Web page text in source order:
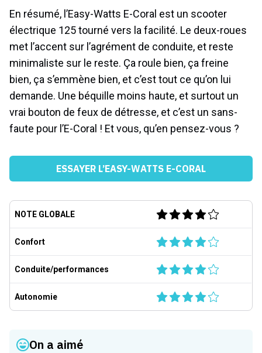
En résumé, l’Easy-Watts E-Coral est un scooter
électrique 125 tourné vers la facilité. Le deux-roues
met l’accent sur l’agrément de conduite, et reste
minimaliste sur le reste. Ça roule bien, ça freine
bien, ça s’emmène bien, et c’est tout ce qu’on lui
demande. Une béquille moins haute, et surtout un
vrai bouton de feux de détresse, et c’est un sans-
faute pour l’E-Coral ! Et vous, qu’en pensez-vous ?
ESSAYER L’EASY-WATTS E-CORAL
NOTE GLOBALE
Confort
Conduite/performances
Autonomie
On a aimé